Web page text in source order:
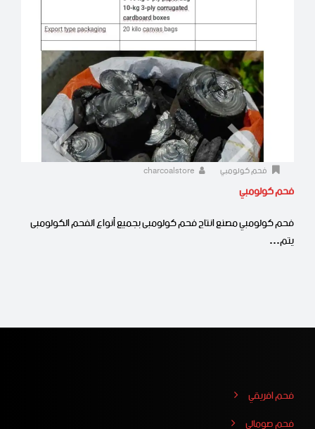
فحم كولومبي
فحم كولومبي
فحم كولومبي مصنع انتاج فحم كولومبى بجميع أنواع الفحم الكولومبى
يتم…
فحم افريقي
فحم صومالي